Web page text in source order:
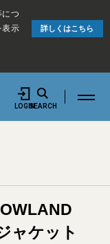
つ
表示
詳しくはこちら
LOGINSEARCH
ャケット